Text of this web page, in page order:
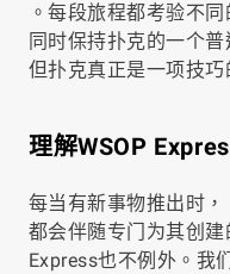
。每段旅程都考验不同
同时保持扑克的一个
但扑克真正是一项技巧
理解WSOP
每当有新事物推出时，
都会伴随专门为其创
Express也不例外。我